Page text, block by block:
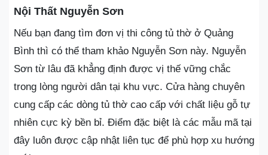
Nội Thất Nguyễn Sơn
Nếu bạn đang tìm đơn vị thi công tủ thờ ở Quảng
Bình thì có thể tham khảo Nguyễn Sơn này. Nguyễn
Sơn từ lâu đã khẳng định được vị thế vững chắc
trong lòng người dân tại khu vực. Cửa hàng chuyên
cung cấp các dòng tủ thờ cao cấp với chất liệu gỗ tự
nhiên cực kỳ bền bỉ. Điểm đặc biệt là các mẫu mã tại
đây luôn được cập nhật liên tục để phù hợp xu hướng